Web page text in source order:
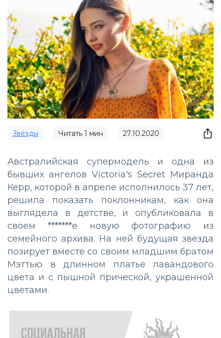
Звёзды Читать 1 мин 27.10.2020
Австралийская супермодель и одна из
бывших ангелов Victoria's Secret Миранда
Керр, которой в апреле исполнилось 37 лет,
решила показать поклонникам, как она
выглядела в детстве, и опубликовала в
своем *******е новую фотографию из
семейного архива. На ней будущая звезда
позирует вместе со своим младшим братом
Мэттью в длинном платье лавандового
цвета и с пышной прической, украшенной
цветами.